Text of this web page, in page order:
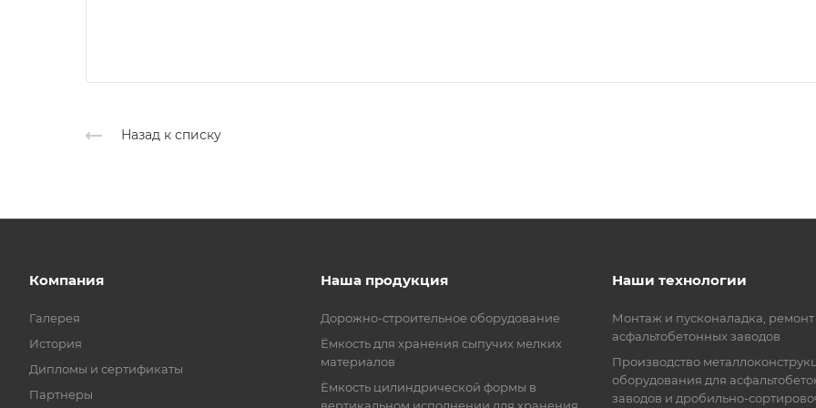
Назад к списку
Компания
Галерея
История
Дипломы и сертификаты
Партнеры
Наша продукция
Дорожно-строительное оборудование
Ёмкость для хранения сыпучих мелких
материалов
Ёмкость цилиндрической формы в
Наши технологии
Монтаж и пусконаладка, ремонт
асфальтобетонных заводов
Производство
оборудования для
заводов и дробильно-